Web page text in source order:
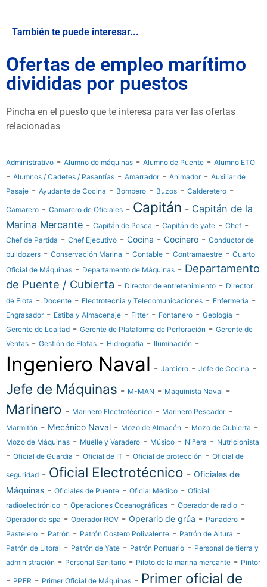
También te puede interesar...
Ofertas de empleo marítimo
divididas por puestos
Pincha en el puesto que te interesa para ver las ofertas
relacionadas
Administrativo - Alumno de máquinas - Alumno de Puente - Alumno ETO
- Alumnos / Cadetes / Pasantías - Amarrador- Animador- Auxiliar de
Pasaje - Ayudante de Cocina - Bombero - Buzos - Calderetero -
Camarero - Camarero de Oficiales - Capitán - Capitán de la
Marina Mercante - Capitán de Pesca - Capitán de yate - Chef -
Chef de Partida - Chef Ejecutivo - Cocina - Cocinero - Conductor de
bulldozers - Conservación Marina - Contable - Contramaestre - Cuarto
Oficial de Máquinas - Departamento de Máquinas - Departamento
de Puente / Cubierta - Director de entretenimiento - Director
de Flota - Docente - Electrotecnia y Telecomunicaciones - Enfermería -
Engrasador- Estiba y Almacenaje - Fitter- Fontanero - Geología -
Gerente de Lealtad - Gerente de Plataforma de Perforación - Gerente de
Ventas - Gestión de Flotas - Hidrografía - Iluminación -
Ingeniero Naval - Jarciero - Jefe de Cocina -
Jefe de Máquinas - M-MAN - Maquinista Naval -
Marinero - Marinero Electrotécnico - Marinero Pescador-
Marmitón - Mecánico Naval - Mozo de Almacén - Mozo de Cubierta -
Mozo de Máquinas - Muelle y Varadero - Músico - Niñera - Nutricionista
- Oficial de Guardia - Oficial de IT - Oficial de protección - Oficial de
seguridad - Oficial Electrotécnico - Oficiales de
Máquinas - Oficiales de Puente - Oficial Médico - Oficial
radioelectrónico - Operaciones Oceanográficas - Operador de radio -
Operador de spa - Operador ROV - Operario de grúa - Panadero -
Pastelero - Patrón - Patrón Costero Polivalente - Patrón de Altura -
Patrón de Litoral - Patrón de Yate - Patrón Portuario - Personal de tierra y
administración - Personal Sanitario - Piloto de la marina mercante - Pintor
- PPER - Primer Oficial de Máquinas - Primer oficial de